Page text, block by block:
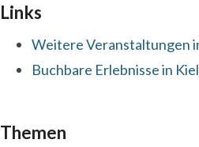
Links
Weitere Veranstaltungen
Buchbare Erlebnisse in
Themen